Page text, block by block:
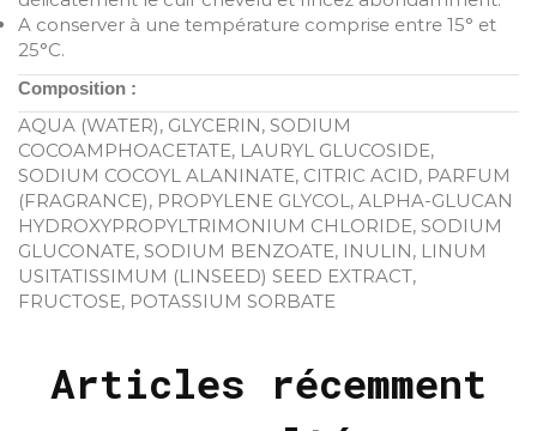
A conserver à une température comprise entre 15° et
25°C.
Composition :
AQUA (WATER), GLYCERIN, SODIUM
COCOAMPHOACETATE, LAURYL GLUCOSIDE,
SODIUM COCOYL ALANINATE, CITRIC ACID, PARFUM
(FRAGRANCE), PROPYLENE GLYCOL, ALPHA-GLUCAN
HYDROXYPROPYLTRIMONIUM CHLORIDE, SODIUM
GLUCONATE, SODIUM BENZOATE, INULIN, LINUM
USITATISSIMUM (LINSEED) SEED EXTRACT,
FRUCTOSE, POTASSIUM SORBATE
Articles récemment